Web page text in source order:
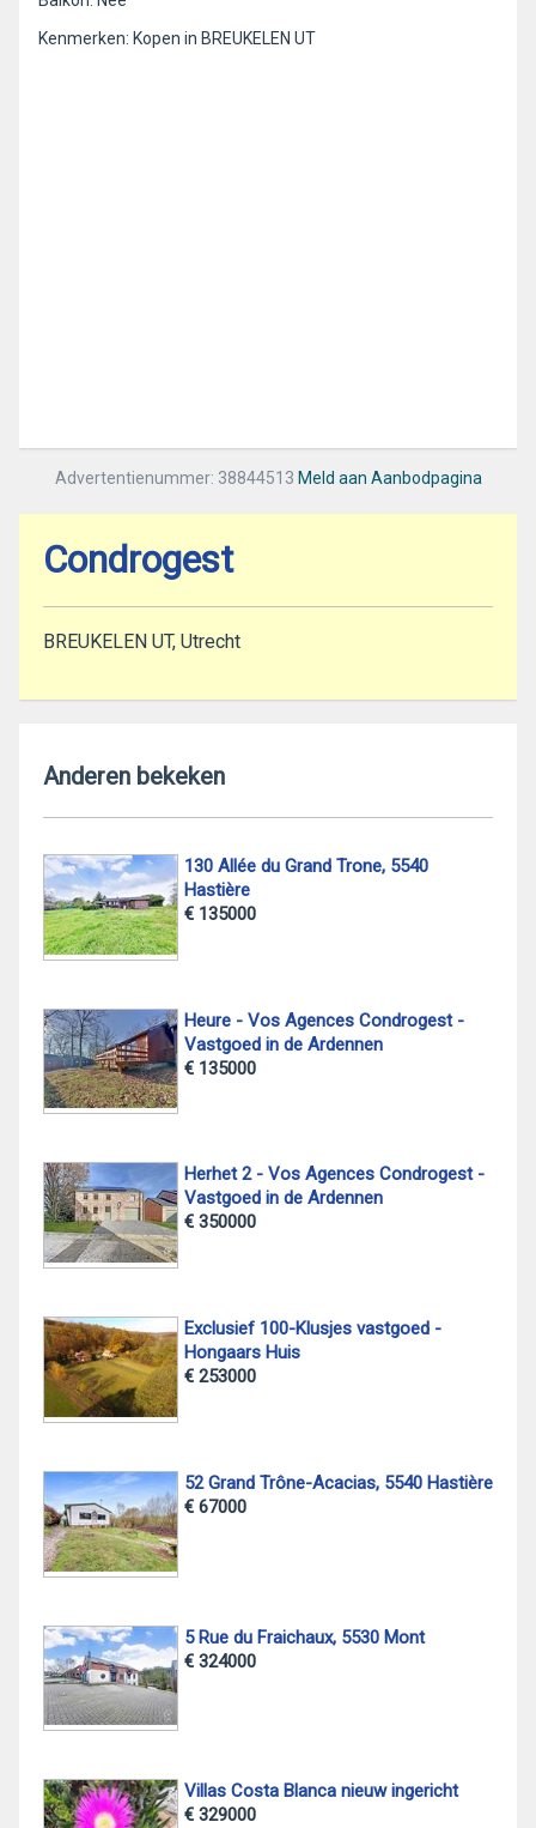
Kenmerken: Kopen in BREUKELEN UT
Advertentienummer: 38844513 Meld aan Aanbodpagina
Condrogest
BREUKELEN UT, Utrecht
Anderen bekeken
130 Allée du Grand Trone, 5540
Hastière
€ 135000
Heure - Vos Agences Condrogest -
Vastgoed in de Ardennen
€ 135000
Herhet 2 - Vos Agences Condrogest -
Vastgoed in de Ardennen
€ 350000
Exclusief 100-Klusjes vastgoed -
Hongaars Huis
€ 253000
52 Grand Trône-Acacias, 5540 Hastière
€ 67000
5 Rue du Fraichaux, 5530 Mont
€ 324000
Villas Costa Blanca nieuw ingericht
€ 329000